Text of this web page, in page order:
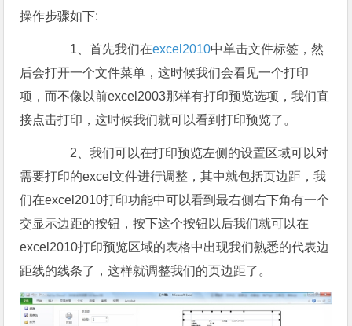
操作步骤如下:
1、首先我们在excel2010中单击文件标签，然
后会打开一个文件菜单，这时候我们会看见一个打印
项，而不像以前excel2003那样有打印预览选项，我们直
接点击打印，这时候我们就可以看到打印预览了。
2、我们可以在打印预览左侧的设置区域可以对
需要打印的excel文件进行调整，其中就包括页边距，我
们在excel2010打印功能中可以看到最右侧右下角有一个
交显示边距的按钮，按下这个按钮以后我们就可以在
excel2010打印预览区域的表格中出现我们熟悉的代表边
距线的线条了，这样就调整我们的页边距了。